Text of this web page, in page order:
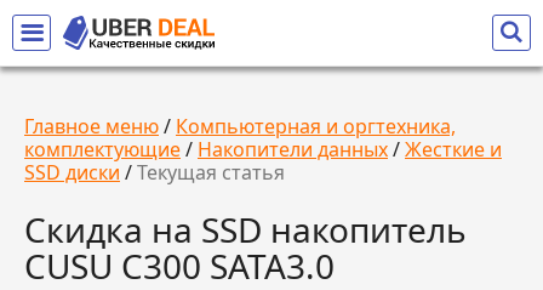
Главное меню/ Компьютерная и оргтехника,
комплектующие/ Накопители данных/Жесткие и
SSD диски /Текущая статья
Скидка на SSD накопитель
CUSU C300 SATA3.0